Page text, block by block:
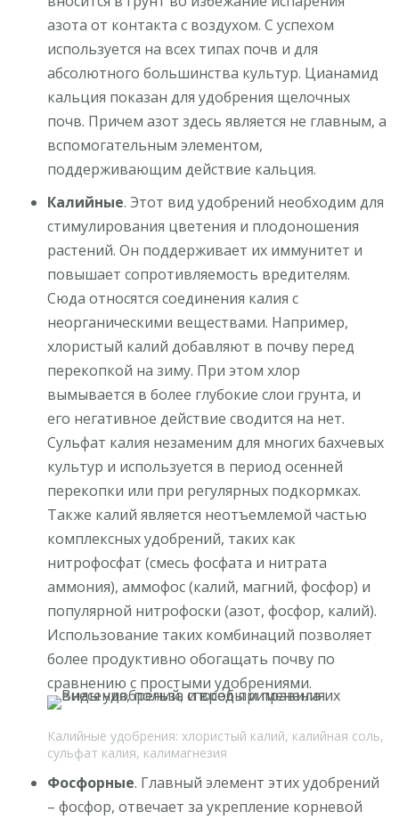
азота от контакта с воздухом. С успехом
используется на всех типах почв и для
абсолютного большинства культур. Цианамид
кальция показан для удобрения щелочных
почв. Причем азот здесь является не главным, а
вспомогательным элементом,
поддерживающим действие кальция.
Калийные. Этот вид удобрений необходим для
стимулирования цветения и плодоношения
растений. Он поддерживает их иммунитет и
повышает сопротивляемость вредителям.
Сюда относятся соединения калия с
неорганическими веществами. Например,
хлористый калий добавляют в почву перед
перекопкой на зиму. При этом хлор
вымывается в более глубокие слои грунта, и
его негативное действие сводится на нет.
Сульфат калия незаменим для многих бахчевых
культур и используется в период осенней
перекопки или при регулярных подкормках.
Также калий является неотъемлемой частью
комплексных удобрений, таких как
нитрофосфат (смесь фосфата и нитрата
аммония), аммофос (калий, магний, фосфор) и
популярной нитрофоски (азот, фосфор, калий).
Использование таких комбинаций позволяет
более продуктивно обогащать почву по
сравнению с простыми удобрениями.
Калийные удобрения: хлористый калий, калийная соль,
сульфат калия, калимагнезия
Фосфорные. Главный элемент этих удобрений
– фосфор, отвечает за укрепление корневой